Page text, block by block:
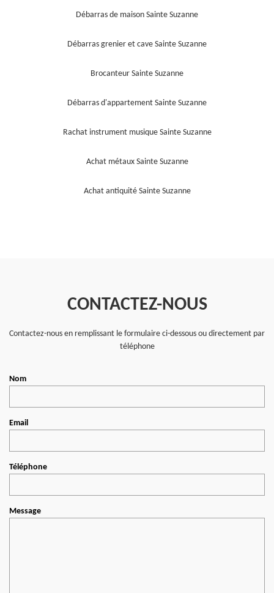
Débarras de maison Sainte Suzanne
Débarras grenier et cave Sainte Suzanne
Brocanteur Sainte Suzanne
Débarras d'appartement Sainte Suzanne
Rachat instrument musique Sainte Suzanne
Achat métaux Sainte Suzanne
Achat antiquité Sainte Suzanne
CONTACTEZ-NOUS
Contactez-nous en remplissant le formulaire ci-dessous ou directement par
téléphone
Nom
Email
Téléphone
Message